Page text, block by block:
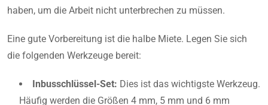
haben, um die Arbeit nicht unterbrechen zu müssen.
Eine gute Vorbereitung ist die halbe Miete. Legen Sie sich
die folgenden Werkzeuge bereit:
Inbusschlüssel-Set: Dies ist das wichtigste Werkzeug.
Häufig werden die Größen 4 mm, 5 mm und 6 mm